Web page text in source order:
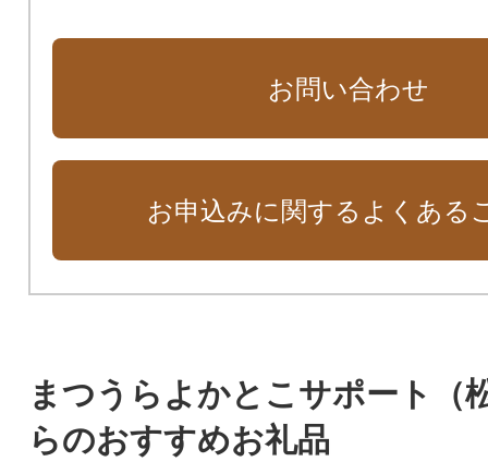
お問い合わせ
お申込みに関するよくある
まつうらよかとこサポート（
らのおすすめお礼品